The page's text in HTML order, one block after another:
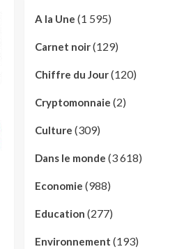
A la Une (1 595)
Carnet noir(129)
Chiffre du Jour(120)
Cryptomonnaie (2)
Culture (309)
Dans le monde (3 618)
Economie (988)
Education (277)
Environnement (193)